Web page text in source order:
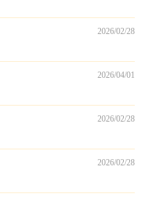
2026/02/28
2026/04/01
2026/02/28
2026/02/28